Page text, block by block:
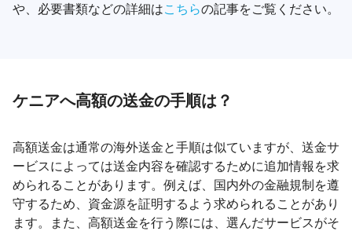
や、必要書類などの詳細はこちらの記事をご覧ください。
ケニアへ高額の送金の手順は？
高額送金は通常の海外送金と手順は似ていますが、送金サ
ービスによっては送金内容を確認するために追加情報を求
められることがあります。例えば、国内外の金融規制を遵
守するため、資金源を証明するよう求められることがあり
ます。また、高額送金を行う際には、選んだサービスがそ